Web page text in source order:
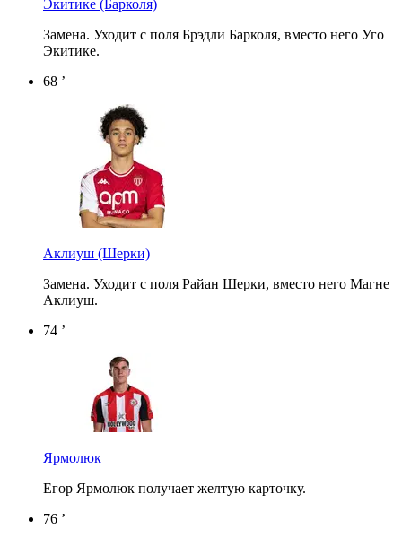
Экитике (Барколя)
Замена. Уходит с поля Брэдли Барколя, вместо него Уго
Экитике.
68 ’
Аклиуш (Шерки)
Замена. Уходит с поля Райан Шерки, вместо него Магне
Аклиуш.
74 ’
Ярмолюк
Егор Ярмолюк получает желтую карточку.
76 ’